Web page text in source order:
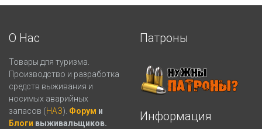
О Нас
Товары для туризма.
Производство и разработка
средств выживания и
носимых аварийных
запасов (НАЗ). Форум и
Блоги выживальщиков.
Патроны
Информация